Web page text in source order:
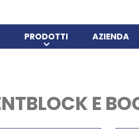
PRODOTTI AZIENDA
E